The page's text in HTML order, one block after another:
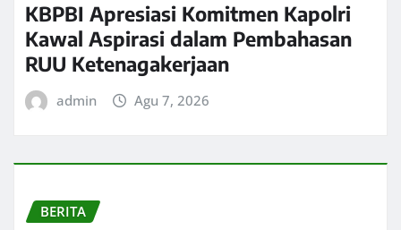
KBPBI Apresiasi Komitmen Kapolri
Kawal Aspirasi dalam Pembahasan
RUU Ketenagakerjaan
admin Agu 7, 2026
BERITA